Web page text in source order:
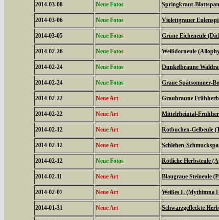
2014-03-08 Neue Fotos Springkraut-
2014-03-06 Neue Fotos Violettgrauer
2014-03-05 Neue Fotos Grüne Eicheneule
2014-02-26 Neue Fotos Weißdorneule
2014-02-24 Neue Fotos Dunkelbraune
2014-02-24 Neue Fotos Graue Spätsommer-
2014-02-22 Neue Art Graubraune
2014-02-22 Neue Art Mittelrheintal-
2014-02-12 Neue Art Rotbuchen-Gelbeule
2014-02-12 Neue Art Schlehen-
2014-02-12 Neue Fotos Rötliche Herbsteule
2014-02-11 Neue Art Blaugraue Steineule
2014-02-07 Neue Art Weißes L (Mythimna
2014-01-31 Neue Art Schwarzgefleckte